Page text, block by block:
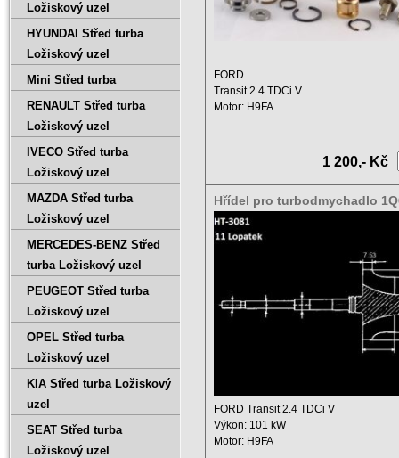
FORD
Transit 2.4 TDCi V
Motor: H9FA
1 200,- Kč
Hřídel pro turbodmychadlo
49377-00510 49377-01541
HT-A3081
FORD Transit 2.4 TDCi V
Výkon: 101 kW
Motor: H9FA
Ložiskový uzel
HYUNDAI Střed turba
Ložiskový uzel
Mini Střed turba
RENAULT Střed turba
Ložiskový uzel
IVECO Střed turba
Ložiskový uzel
MAZDA Střed turba
Ložiskový uzel
MERCEDES-BENZ Střed
turba Ložiskový uzel
PEUGEOT Střed turba
Ložiskový uzel
OPEL Střed turba
Ložiskový uzel
KIA Střed turba Ložiskový
uzel
SEAT Střed turba
Ložiskový uzel